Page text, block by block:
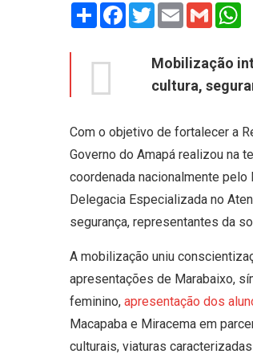
Share Facebook
TwitterEmail Gmail
Mobilização
cultura,
Com o objetivo de fortalecer a
Governo do Amapá realizou na
coordenada nacionalmente
Delegacia Especializada no
segurança, representantes da
A mobilização uniu
apresentações de Marabaixo,
feminino, apresentação dos
Macapaba e Miracema em
culturais, viaturas